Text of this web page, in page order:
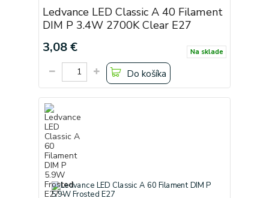
Ledvance LED Classic A 40 Filament
DIM P 3.4W 2700K Clear E27
3,08 € Na sklade
Do košíka